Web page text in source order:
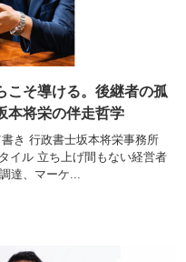
こそ導ける。後継者の孤
本将栄の伴走哲学
き 行政書士坂本将栄事務所
イル 立ち上げ間もない経営者
達、マーケ...